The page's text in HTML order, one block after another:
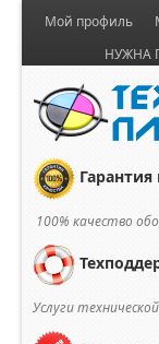
Мой профиль
НУЖНА
Гарантия
100% качество
Услуги